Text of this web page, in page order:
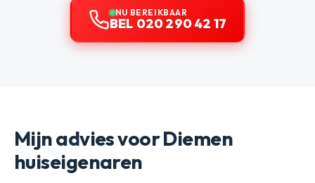
NU BEREIKBAAR
BEL 020 290 42 17
Mijn advies voor Diemen
huiseigenaren